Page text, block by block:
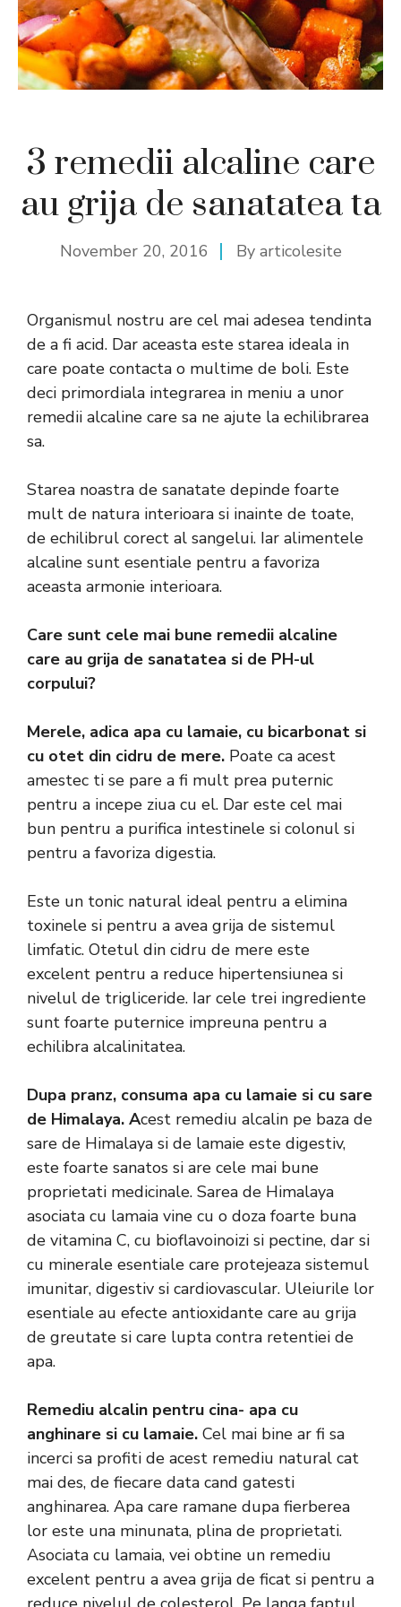
3 remedii alcaline care
au grija de sanatatea ta
November 20, 2016 By articolesite
Organismul nostru are cel mai adesea tendinta
de a fi acid. Dar aceasta este starea ideala in
care poate contacta o multime de boli. Este
deci primordiala integrarea in meniu a unor
remedii alcaline care sa ne ajute la echilibrarea
sa.
Starea noastra de sanatate depinde foarte
mult de natura interioara si inainte de toate,
de echilibrul corect al sangelui. Iar alimentele
alcaline sunt esentiale pentru a favoriza
aceasta armonie interioara.
Care sunt cele mai bune remedii alcaline
care au grija de sanatatea si de PH-ul
corpului?
Merele, adica apa cu lamaie, cu bicarbonat si
cu otet din cidru de mere. Poate ca acest
amestec ti se pare a fi mult prea puternic
pentru a incepe ziua cu el. Dar este cel mai
bun pentru a purifica intestinele si colonul si
pentru a favoriza digestia.
Este un tonic natural ideal pentru a elimina
toxinele si pentru a avea grija de sistemul
limfatic. Otetul din cidru de mere este
excelent pentru a reduce hipertensiunea si
nivelul de trigliceride. Iar cele trei ingrediente
sunt foarte puternice impreuna pentru a
echilibra alcalinitatea.
Dupa pranz, consuma apa cu lamaie si cu sare
de Himalaya. Acest remediu alcalin pe baza de
sare de Himalaya si de lamaie este digestiv,
este foarte sanatos si are cele mai bune
proprietati medicinale. Sarea de Himalaya
asociata cu lamaia vine cu o doza foarte buna
de vitamina C, cu bioflavoinoizi si pectine, dar si
cu minerale esentiale care protejeaza sistemul
imunitar, digestiv si cardiovascular. Uleiurile lor
esentiale au efecte antioxidante care au grija
de greutate si care lupta contra retentiei de
apa.
Remediu alcalin pentru cina- apa cu
anghinare si cu lamaie. Cel mai bine ar fi sa
incerci sa profiti de acest remediu natural cat
mai des, de fiecare data cand gatesti
anghinarea. Apa care ramane dupa fierberea
lor este una minunata, plina de proprietati.
Asociata cu lamaia, vei obtine un remediu
excelent pentru a avea grija de ficat si pentru a